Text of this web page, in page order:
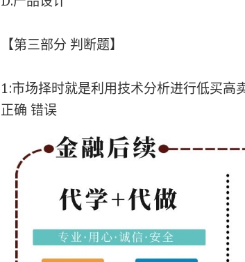
【第三部分 判断题】
1:市场择时就是利用技术分析进行低买高
正确 错误